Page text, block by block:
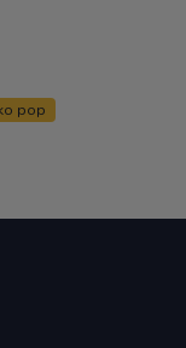
pop